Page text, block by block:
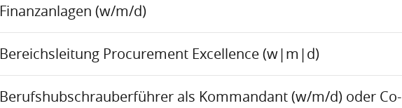
Finanzanlagen (w/m/d)
Bereichsleitung Procurement Excellence (w|m|d)
Berufshubschrauberführer als Kommandant (w/m/d) oder Co-